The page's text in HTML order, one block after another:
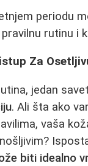
periodu
rutinu i
Za
jedan
. Ali šta ako
vaša
biti idealno